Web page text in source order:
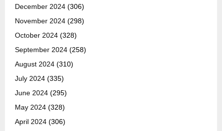
December 2024 (306)
November 2024 (298)
October 2024 (328)
September 2024 (258)
August 2024 (310)
July 2024 (335)
June 2024 (295)
May 2024 (328)
April 2024 (306)